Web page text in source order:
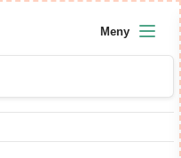
Meny